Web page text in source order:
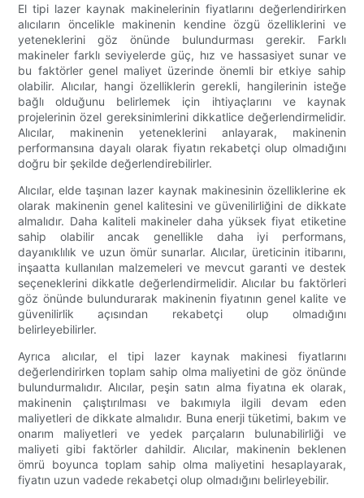
El tipi lazer kaynak makinelerinin fiyatlarını değerlendirirken
alıcıların öncelikle makinenin kendine özgü özelliklerini ve
yeteneklerini göz önünde bulundurması gerekir. Farklı
makineler farklı seviyelerde güç, hız ve hassasiyet sunar ve
bu faktörler genel maliyet üzerinde önemli bir etkiye sahip
olabilir. Alıcılar, hangi özelliklerin gerekli, hangilerinin isteğe
bağlı olduğunu belirlemek için ihtiyaçlarını ve kaynak
projelerinin özel gereksinimlerini dikkatlice değerlendirmelidir.
Alıcılar, makinenin yeteneklerini anlayarak, makinenin
performansına dayalı olarak fiyatın rekabetçi olup olmadığını
doğru bir şekilde değerlendirebilirler.
Alıcılar, elde taşınan lazer kaynak makinesinin özelliklerine ek
olarak makinenin genel kalitesini ve güvenilirliğini de dikkate
almalıdır. Daha kaliteli makineler daha yüksek fiyat etiketine
sahip olabilir ancak genellikle daha iyi performans,
dayanıklılık ve uzun ömür sunarlar. Alıcılar, üreticinin itibarını,
inşaatta kullanılan malzemeleri ve mevcut garanti ve destek
seçeneklerini dikkatle değerlendirmelidir. Alıcılar bu faktörleri
göz önünde bulundurarak makinenin fiyatının genel kalite ve
güvenilirlik açısından rekabetçi olup olmadığını
belirleyebilirler.
Ayrıca alıcılar, el tipi lazer kaynak makinesi fiyatlarını
değerlendirirken toplam sahip olma maliyetini de göz önünde
bulundurmalıdır. Alıcılar, peşin satın alma fiyatına ek olarak,
makinenin çalıştırılması ve bakımıyla ilgili devam eden
maliyetleri de dikkate almalıdır. Buna enerji tüketimi, bakım ve
onarım maliyetleri ve yedek parçaların bulunabilirliği ve
maliyeti gibi faktörler dahildir. Alıcılar, makinenin beklenen
ömrü boyunca toplam sahip olma maliyetini hesaplayarak,
fiyatın uzun vadede rekabetçi olup olmadığını belirleyebilir.